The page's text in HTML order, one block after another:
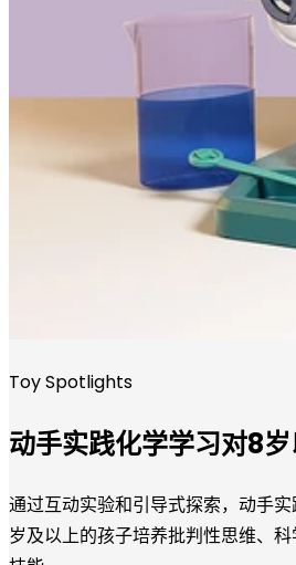
Toy Spotlights
动手实践化学学习对8
通过互动实验和引导式探索，动手
岁及以上的孩子培养批判性思维、